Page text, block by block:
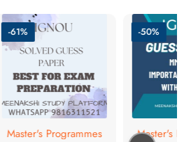
-61%
Master's Programmes
-50%
Master's